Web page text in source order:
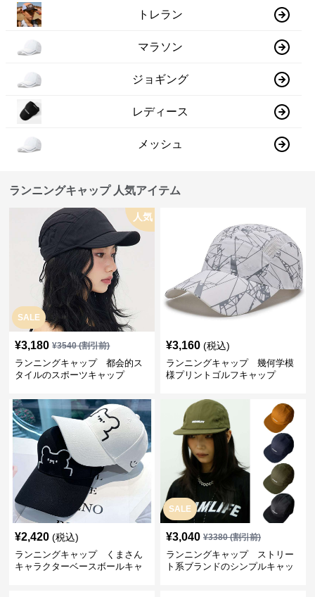
トレラン
マラソン
ジョギング
レディース
メッシュ
ランニングキャップ 人気アイテム
SALE
人気
¥3,180 ¥3540(割引前)
ランニングキャップ 都会的ス
タイルのスポーツキャップ
¥3,160 (税込)
ランニングキャップ 幾何学模
様プリントゴルフキャップ
¥2,420 (税込)
ランニングキャップ くまさん
キャラクターベースボールキャ
SALE
¥3,040 ¥3380(割引前)
ランニングキャップ ストリー
ト系ブランドのシンプルキャッ